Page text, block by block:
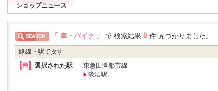
ショップニュース
「 車・バイク 」 で 検索結果 0 件 見つかりました。
路線・駅で探す
選択された駅
東急田園都市線
鷺沼駅